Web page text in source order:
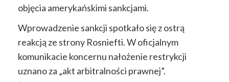
objęcia amerykańskimi sankcjami.
Wprowadzenie sankcji spotkało się z ostrą
reakcją ze strony Rosniefti. W oficjalnym
komunikacie koncernu nałożenie restrykcji
uznano za „akt arbitralności prawnej”.